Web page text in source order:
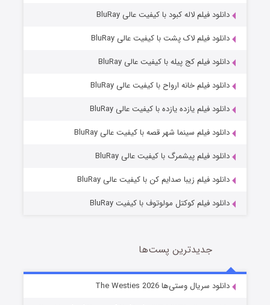
خاندان اژدها فصل ۳
دانلود فیلم لاله کبود با کیفیت عالی BluRay
دانلود فیلم لاک پشت با کیفیت عالی BluRay
دانلود فیلم کج‌ پیله با کیفیت عالی BluRay
دانلود فیلم خانه ارواح با کیفیت عالی BluRay
دانلود فیلم یازده یازده با کیفیت عالی BluRay
دانلود فیلم سینما شهر قصه با کیفیت عالی BluRay
دانلود فیلم پیشمرگ با کیفیت عالی BluRay
دانلود فیلم زیبا صدایم کن با کیفیت عالی BluRay
دانلود فیلم کوکتل مولوتوف با کیفیت BluRay
جدیدترین پست‌ها
دانلود سریال وستی‌ها The Westies 2026